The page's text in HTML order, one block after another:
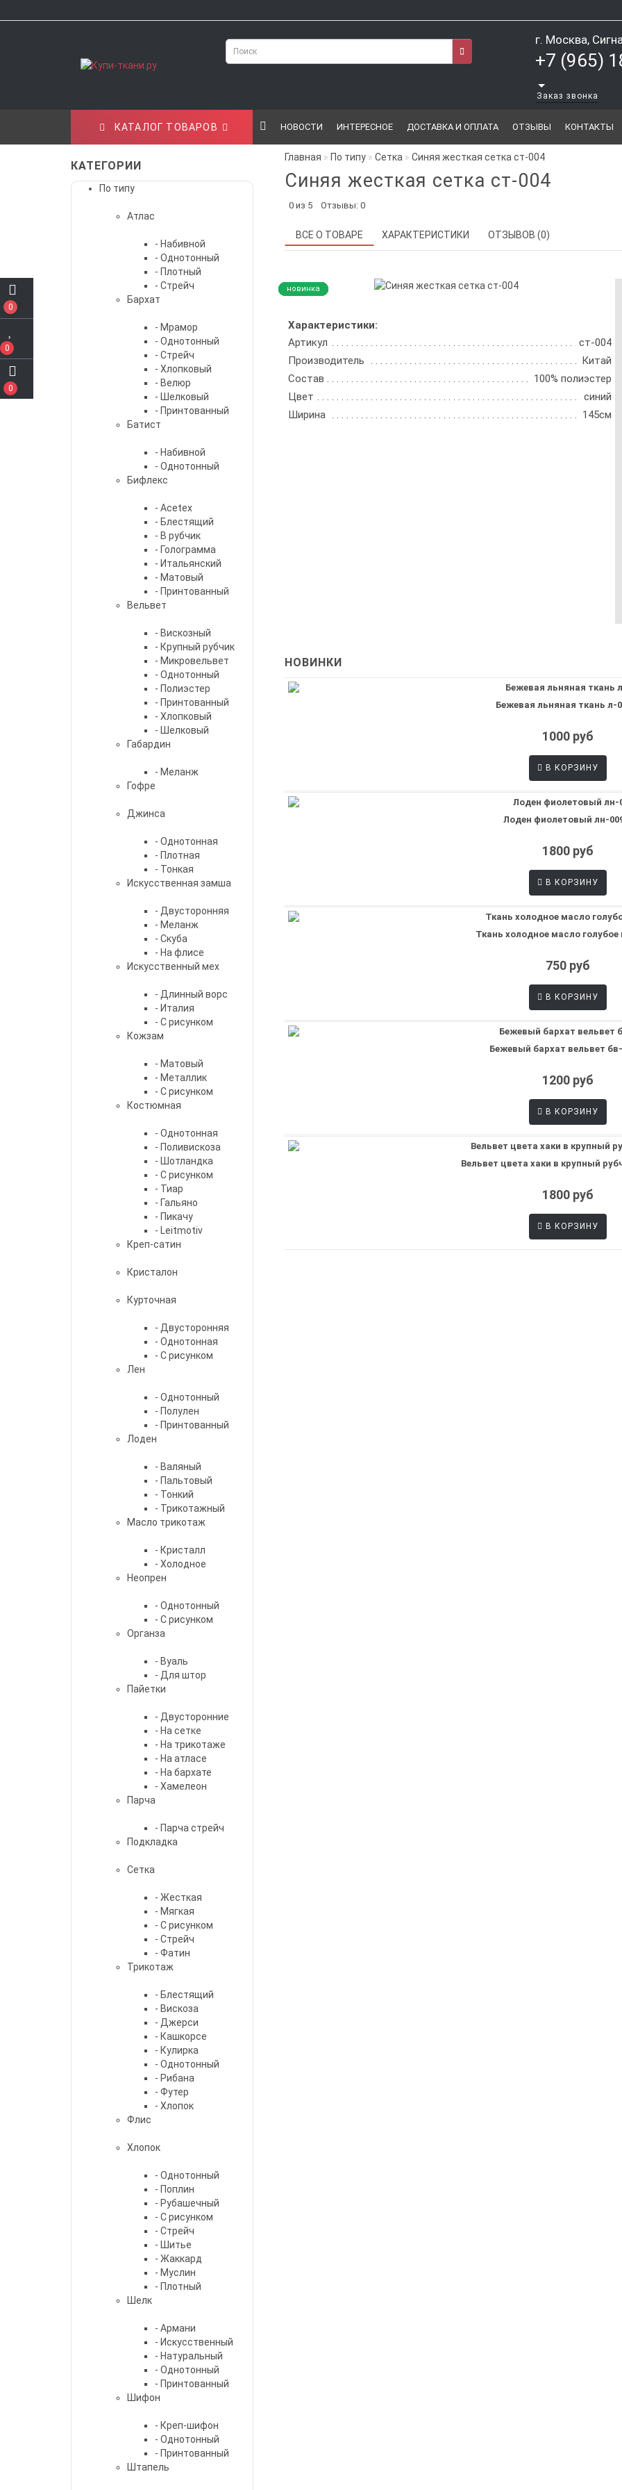
0
0
0
г. Москва,
+7 (965)
Заказ звонка
КАТАЛОГ ТОВАРОВ НОВОСТИ ИНТЕРЕСНОЕ ДОСТАВКА И ОПЛАТА ОТЗЫВЫ КОНТАКТЫ
КАТЕГОРИИ
По типу
Атлас
- Набивной
- Однотонный
- Плотный
- Стрейч
Бархат
- Мрамор
- Однотонный
- Стрейч
- Хлопковый
- Велюр
- Шелковый
- Принтованный
Батист
- Набивной
- Однотонный
Бифлекс
- Acetex
- Блестящий
- В рубчик
- Голограмма
- Итальянский
- Матовый
- Принтованный
Вельвет
- Вискозный
- Крупный рубчик
- Микровельвет
- Однотонный
- Полиэстер
- Принтованный
- Хлопковый
- Шелковый
Габардин
- Меланж
Гофре
Джинса
- Однотонная
- Плотная
- Тонкая
Искусственная замша
- Двусторонняя
- Меланж
- Скуба
- На флисе
Искусственный мех
- Длинный ворс
- Италия
- С рисунком
Кожзам
- Матовый
- Металлик
- С рисунком
Костюмная
- Однотонная
- Поливискоза
- Шотландка
- С рисунком
- Тиар
- Гальяно
- Пикачу
- Leitmotiv
Креп-сатин
Кристалон
Курточная
- Двусторонняя
- Однотонная
- С рисунком
Лен
- Однотонный
- Полулен
- Принтованный
Лоден
- Валяный
- Пальтовый
- Тонкий
- Трикотажный
Масло трикотаж
- Кристалл
- Холодное
Неопрен
- Однотонный
- С рисунком
Органза
- Вуаль
- Для штор
Пайетки
- Двусторонние
- На сетке
- На трикотаже
- На атласе
- На бархате
- Хамелеон
Парча
- Парча стрейч
Подкладка
Сетка
- Жесткая
- Мягкая
- С рисунком
- Стрейч
- Фатин
Трикотаж
- Блестящий
- Вискоза
- Джерси
- Кашкорсе
- Кулирка
- Однотонный
- Рибана
- Футер
- Хлопок
Флис
Хлопок
- Однотонный
- Поплин
- Рубашечный
- С рисунком
- Стрейч
- Шитье
- Жаккард
- Муслин
- Плотный
Шелк
- Армани
- Искусственный
- Натуральный
- Однотонный
- Принтованный
Шифон
- Креп-шифон
- Однотонный
- Принтованный
Штапель
Главная По типу Сетка Синяя жесткая сетка ст-004
Синяя жесткая сетка ст-004
0 из 5 Отзывы: 0
ВСЕ О ТОВАРЕ ХАРАКТЕРИСТИКИ ОТЗЫВОВ (0)
Характеристики:
Артикул
ст-004
Производитель
Китай
Состав
100% полиэстер
Цвет
синий
Ширина
145см
НОВИНКИ
новинка
Бежевая льняная ткань л-
1000 руб
В КОРЗИНУ
новинка
Лоден фиолетовый лн-
1800 руб
В КОРЗИНУ
новинка
Ткань холодное масло голубое
750 руб
В КОРЗИНУ
новинка
Бежевый бархат вельвет
1200 руб
В КОРЗИНУ
новинка
Вельвет цвета хаки в крупный
1800 руб
В КОРЗИНУ